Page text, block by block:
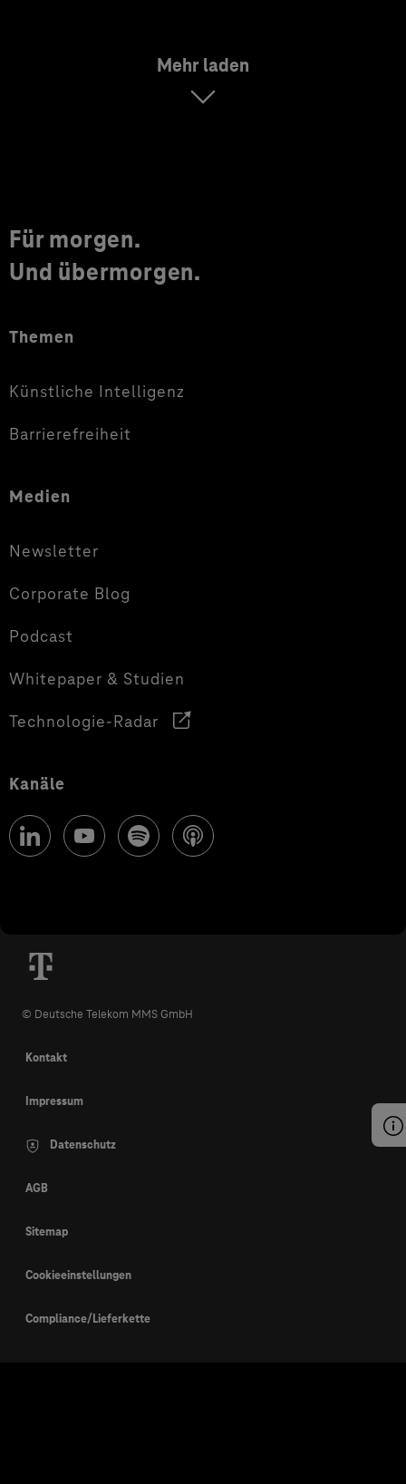
Mehr laden
Für morgen.
Und übermorgen.
Themen
Künstliche Intelligenz
Barrierefreiheit
Medien
Newsletter
Corporate Blog
Podcast
Whitepaper & Studien
Technologie-Radar
Kanäle
© Deutsche Telekom MMS GmbH
Kontakt
Impressum
Datenschutz
AGB
Sitemap
Cookieeinstellungen
Compliance/Lieferkette